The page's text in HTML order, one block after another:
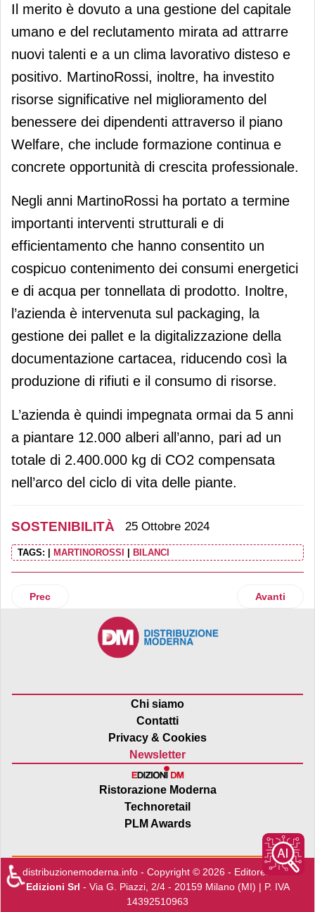
Il merito è dovuto a una gestione del capitale
umano e del reclutamento mirata ad attrarre
nuovi talenti e a un clima lavorativo disteso e
positivo. MartinoRossi, inoltre, ha investito
risorse significative nel miglioramento del
benessere dei dipendenti attraverso il piano
Welfare, che include formazione continua e
concrete opportunità di crescita professionale.
Negli anni MartinoRossi ha portato a termine
importanti interventi strutturali e di
efficientamento che hanno consentito un
cospicuo contenimento dei consumi energetici
e di acqua per tonnellata di prodotto. Inoltre,
l’azienda è intervenuta sul packaging, la
gestione dei pallet e la digitalizzazione della
documentazione cartacea, riducendo così la
produzione di rifiuti e il consumo di risorse.
L’azienda è quindi impegnata ormai da 5 anni
a piantare 12.000 alberi all’anno, pari ad un
totale di 2.400.000 kg di CO2 compensata
nell’arco del ciclo di vita delle piante.
SOSTENIBILITÀ 25 Ottobre 2024
TAGS: | MARTINOROSSI | BILANCI
Articolo precedente: Costruzioni in Legno: cresce
Prec Articolo
Avanti
Chi siamo
Contatti
Privacy & Cookies
Newsletter
Ristorazione Moderna
Technoretail
PLM Awards
distribuzionemoderna.info - Copyright © 2026 - Editore:Edra
Edizioni Srl - Via G. Piazzi, 2/4 - 20159 Milano (MI) | P. IVA
14392510963